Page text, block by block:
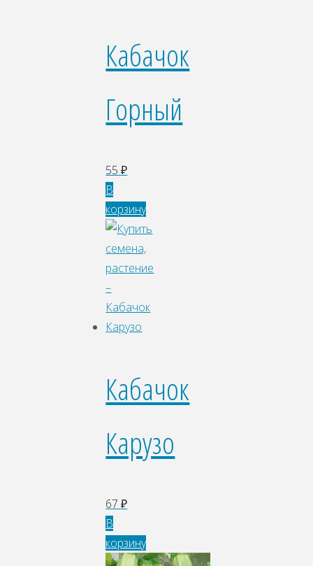
Кабачок
Горный
55₽
В
корзину
Кабачок
Карузо
67₽
В
корзину